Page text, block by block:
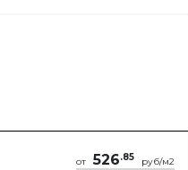
от 526.85 руб/м2